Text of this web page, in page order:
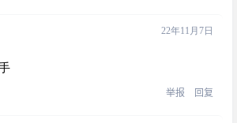
22年11月7日
举报 回复